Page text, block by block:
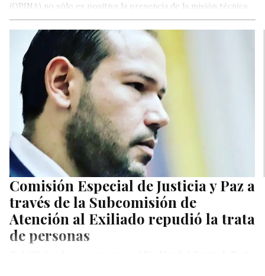
(OPINA) no sólo es positiva la presencia de la misión técnica
de…
Comisión Especial de Justicia y Paz a
través de la Subcomisión de
Atención al Exiliado repudió la trata
de personas